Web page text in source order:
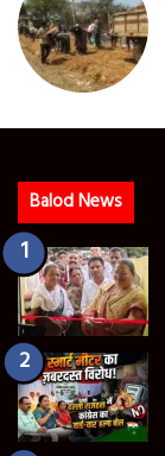
Balod News